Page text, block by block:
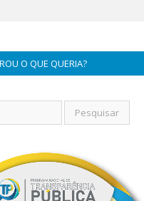
O QUE QUERIA?